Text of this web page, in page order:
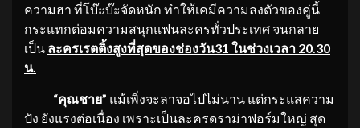
ความฮา ที่โบ๊ะบ๊ะจัดหนัก ทำให้เคมีความลงตัวของคู่นี้
กระแทกต่อมความสนุกแฟนละครทั่วประเทศ จนกลาย
เป็น ละครเรตติ้งสูงที่สุดของช่องวัน31 ในช่วงเวลา 20.30
น.
“คุณชาย” แม้เพิ่งจะลาจอไปไม่นาน แต่กระแสความ
ปัง ยังแรงต่อเนื่อง เพราะเป็นละครดราม่าฟอร์มใหญ่ สุด